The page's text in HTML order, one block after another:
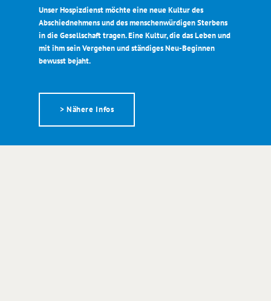
Unser Hospizdienst möchte eine neue Kultur des
Abschiednehmens und des menschenwürdigen Sterbens
in die Gesellschaft tragen. Eine Kultur, die das Leben und
mit ihm sein Vergehen und ständiges Neu-Beginnen
bewusst bejaht.
> Nähere Infos